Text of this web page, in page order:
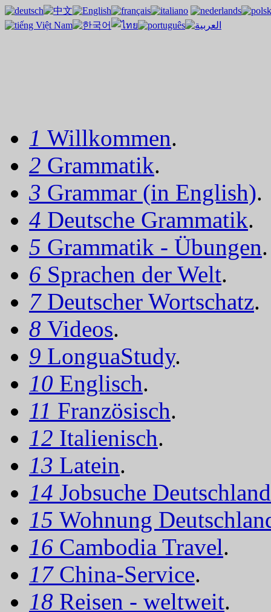
1 Willkommen.
2 Grammatik.
3 Grammar (in English).
4 Deutsche Grammatik.
5 Grammatik - Übungen.
6 Sprachen der Welt.
7 Deutscher Wortschatz.
8 Videos.
9 LonguaStudy.
10 Englisch.
11 Französisch.
12 Italienisch.
13 Latein.
14 Jobsuche Deutschland
15 Wohnung
16 Cambodia Travel.
17 China-Service.
18 Reisen - weltweit.